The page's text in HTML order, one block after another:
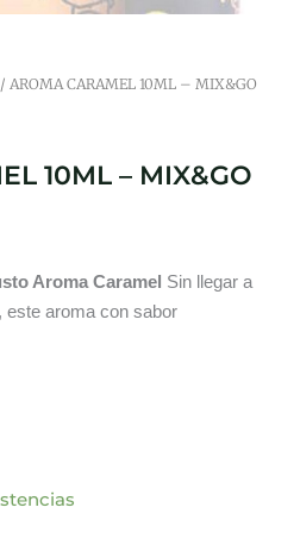
/ AROMA CARAMEL 10ML – MIX&GO
10ML – MIX&GO
Aroma Caramel Sin llegar a
este aroma con sabor